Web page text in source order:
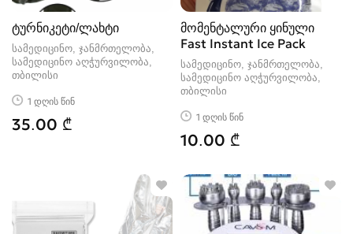
ტურნიკეტი/ლახტი
სამედიცინო, ჯანმრთელობა,
სამედიცინო აღჭურვილობა
თბილისი
1 დღის წინ
35.00 ₾
მომენტალური ყინული
Fast Instant Ice Pack
სამედიცინო, ჯანმრთელობა,
სამედიცინო აღჭურვილობა
თბილისი
1 დღის წინ
10.00 ₾